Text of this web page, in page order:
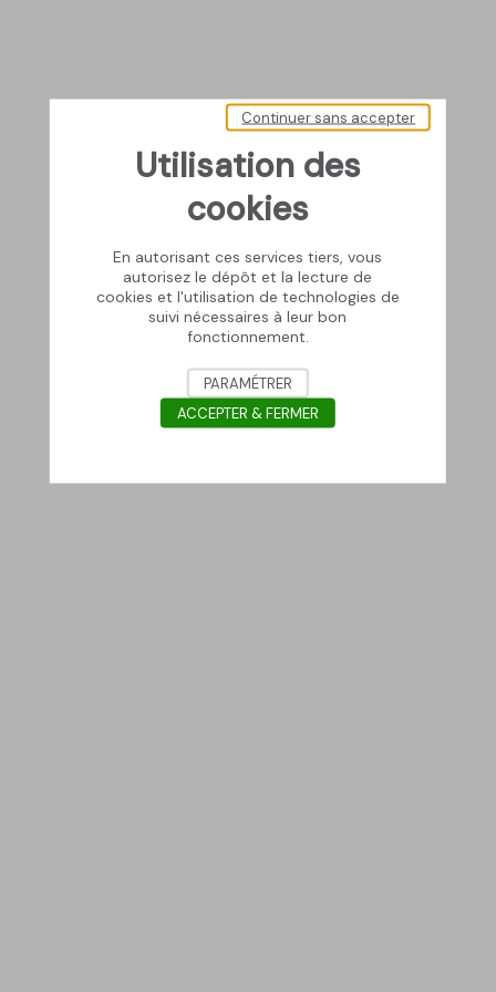
Utilisation des
cookies
En autorisant ces services tiers, vous
autorisez le dépôt et la lecture de
cookies et l'utilisation de technologies de
suivi nécessaires à leur bon
fonctionnement.
Continuer sans accepter
PARAMÉTRER
ACCEPTER & FERMER